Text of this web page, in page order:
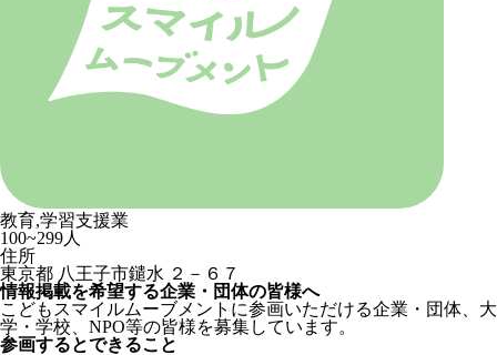
教育,学習支援業
100~299人
住所
東京都 八王子市鑓水 ２－６７
情報掲載を希望する企業・団体の皆様へ
こどもスマイルムーブメントに参画いただける企業・団体、大
学・学校、NPO等の皆様を募集しています。
参画するとできること